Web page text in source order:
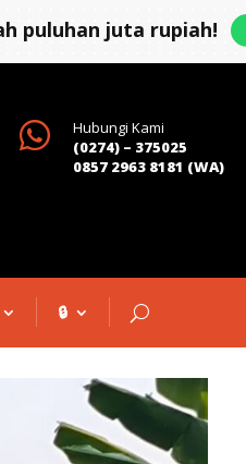
puluhan juta rupiah!

Hubungi Kami
(0274) – 375025
0857 2963 8181 (WA)
🔒